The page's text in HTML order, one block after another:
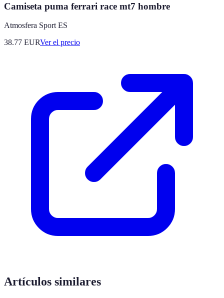
Camiseta puma ferrari race mt7 hombre
Atmosfera Sport ES
38.77 EURVer el precio
Artículos similares